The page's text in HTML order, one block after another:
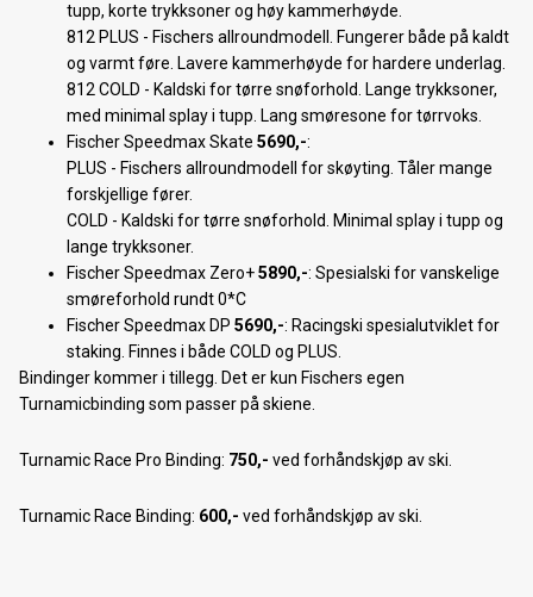
Forhåndsbestilling av 2019 TREK sykler starter nå!
Forhåndsbestilling langrennski 2018/19
Sykkeldemo 01.09.18
Forhåndsbestilling av 2019 SANTA CRUZ sykler
ShopRide
Elsykkeldag 16. juni
Nordnorsk Sykkelmesse 2018
Behind the scenes: OL 2018
Tromsø Skimaraton 2018
Smøretips Tromsø skimaraton 2018
Marcialonga 2018
tupp, korte trykksoner og høy kammerhøyde.
812 PLUS - Fischers allroundmodell. Fungerer både på kaldt
og varmt føre. Lavere kammerhøyde for hardere underlag.
812 COLD - Kaldski for tørre snøforhold. Lange trykksoner,
med minimal splay i tupp. Lang smøresone for tørrvoks.
Fischer Speedmax Skate 5690,-:
PLUS - Fischers allroundmodell for skøyting. Tåler mange
forskjellige fører.
COLD - Kaldski for tørre snøforhold. Minimal splay i tupp og
lange trykksoner.
Fischer Speedmax Zero+5890,-: Spesialski for vanskelige
smøreforhold rundt 0*C
Fischer Speedmax DP 5690,-: Racingski spesialutviklet for
staking. Finnes i både COLD og PLUS.
Bindinger kommer i tillegg. Det er kun Fischers egen
Turnamicbinding som passer på skiene.
Turnamic Race Pro Binding: 750,- ved forhåndskjøp av ski.
Turnamic Race Binding: 600,- ved forhåndskjøp av ski.